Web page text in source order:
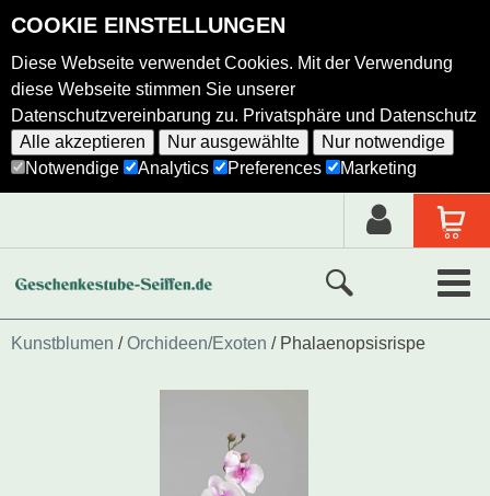
COOKIE EINSTELLUNGEN
Diese Webseite verwendet Cookies. Mit der Verwendung
diese Webseite stimmen Sie unserer
Datenschutzvereinbarung zu. Privatsphäre und Datenschutz
Alle akzeptieren
Nur ausgewählte
Nur notwendige
Notwendige
Analytics Preferences Marketing
Neue Produkte
Ausgewählte Produkte
Holzkunst nach Hersteller
Kunstblumen Orchideen/Exoten Phalaenopsisrispe